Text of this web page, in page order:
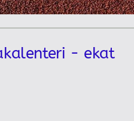
- ekat